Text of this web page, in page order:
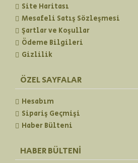
Site Haritası
Mesafeli Satış Sözleşmesi
Şartlar ve Koşullar
Ödeme Bilgileri
Gizlilik
ÖZEL SAYFALAR
Hesabım
Sipariş Geçmişi
Haber Bülteni
HABER BÜLTENI